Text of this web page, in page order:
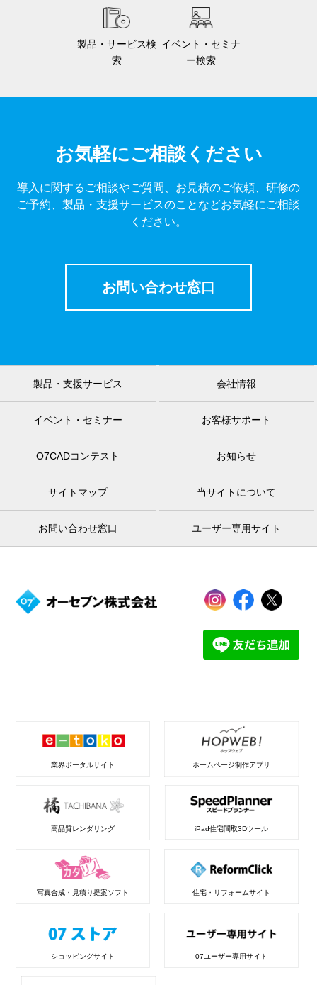
製品・サービス検
索
イベント・セミナ
ー検索
お気軽にご相談ください
導入に関するご相談やご質問、お見積のご依頼、研修の
ご予約、製品・支援サービスのことなどお気軽にご相談
ください。
お問い合わせ窓口
製品・支援サービス 会社情報
イベント・セミナー お客様サポート
O7CADコンテスト お知らせ
サイトマップ 当サイトについて
お問い合わせ窓口 ユーザー専用サイト
業界ポータルサイト ホームページ制作アプリ
高品質レンダリング iPad住宅間取3Dツール
写真合成・見積り提案ソフト 住宅・リフォームサイト
ショッピングサイト 07ユーザー専用サイト